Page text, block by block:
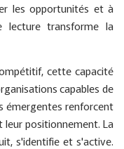
les opportunités et à
lecture transforme la
cette capacité
capables de
émergentes renforcent
positionnement. La
s'identifie et s'active.